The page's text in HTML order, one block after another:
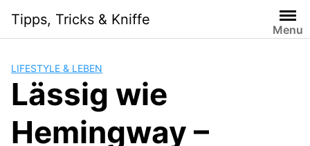
content
Tipps, Tricks & Kniffe
Menu
LIFESTYLE & LEBEN
Lässig wie
Hemingway –